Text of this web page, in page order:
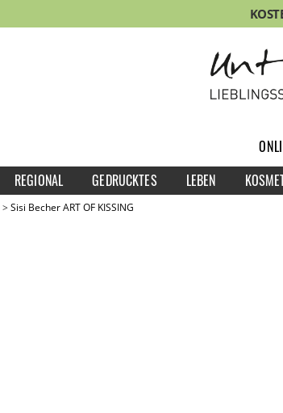
REGIONAL GEDRUCKTES LEBEN
Sisi Becher ART OF KISSING